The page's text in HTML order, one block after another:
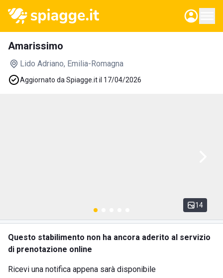
Amarissimo
Lido Adriano, Emilia-Romagna
Aggiornato da Spiagge.it il 17/04/2026
14
Questo stabilimento non ha ancora aderito al servizio
di prenotazione online
Ricevi una notifica appena sarà disponibile